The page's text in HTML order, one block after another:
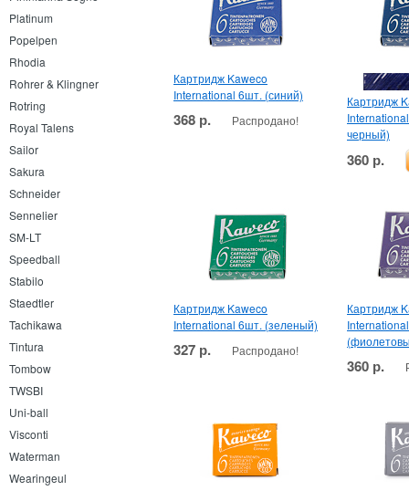
Platinum
Popelpen
Rhodia
Rohrer & Klingner
Rotring
Royal Talens
Sailor
Sakura
Schneider
Sennelier
SM-LT
Speedball
Stabilo
Staedtler
Tachikawa
Tintura
Tombow
TWSBI
Uni-ball
Visconti
Waterman
Wearingeul
Картридж Kaweco
International 6шт. (синий)
368 р. Распродано!
Картридж
черный)
360 р.
Картридж Kaweco
International 6шт. (зеленый)
327 р. Распродано!
Картридж
360 р.